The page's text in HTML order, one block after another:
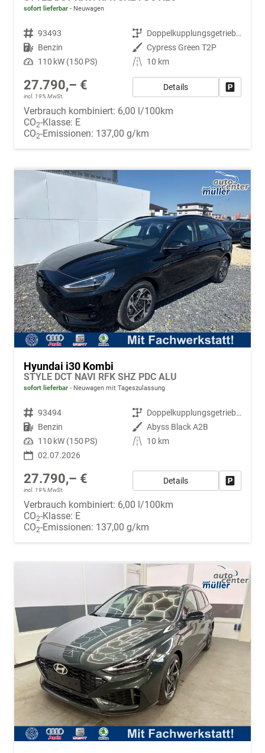
sofort lieferbar Neuwagen
Fahrzeugnr. 93493 Getriebe
Doppelkupplungsgetriebe (DSG)
Kraftstoff Benzin Außenfarbe Cypress Green T2P
Leistung 110 kW (150 PS) Kilometerstand 10 km
27.790,– €
incl. 19% MwSt.
Details
Verbrauch kombiniert: 6,00 l/100km
CO2-Klasse: E
CO2-Emissionen: 137,00 g/km
Hyundai i30 Kombi
STYLE DCT NAVI RFK SHZ PDC ALU
sofort lieferbar Neuwagen mit Tageszulassung
Fahrzeugnr. 93494 Getriebe
Doppelkupplungsgetriebe (DSG)
Kraftstoff Benzin Außenfarbe Abyss Black A2B
Leistung 110 kW (150 PS) Kilometerstand
10 km
02.07.2026
27.790,– €
incl. 19% MwSt.
Details
Verbrauch kombiniert: 6,00 l/100km
CO2-Klasse: E
CO2-Emissionen: 137,00 g/km